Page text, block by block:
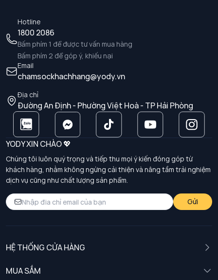
Hotline
1800 2086
Bấm phím 1 để được tư vấn mua hàng
Bấm phím 2 để góp ý, khiếu nại
Email
chamsockhachhang@yody.vn
Địa chỉ
Đường An Định - Phường Việt Hoà - TP Hải Phòng
YODY XIN CHÀO 💖
Chúng tôi luôn quý trọng và tiếp thu mọi ý kiến đóng góp từ
khách hàng, nhằm không ngừng cải thiện và nâng tầm trải nghiệm
dịch vụ cũng như chất lượng sản phẩm.
Gửi
HỆ THỐNG CỬA HÀNG
MUA SẮM